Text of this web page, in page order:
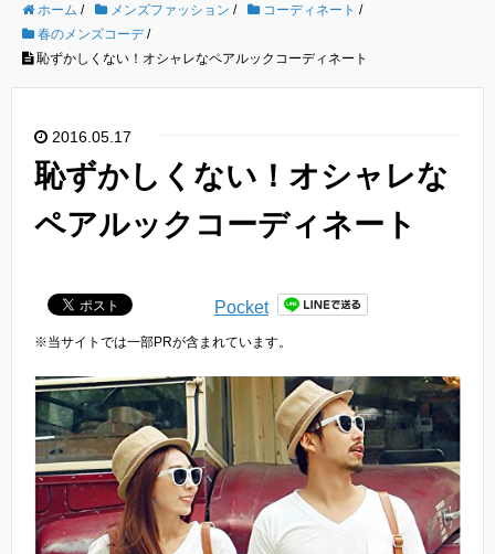
ホーム / メンズファッション / コーディネート /
春のメンズコーデ/
恥ずかしくない！オシャレなペアルックコーディネート
2016.05.17
恥ずかしくない！オシャレな
ペアルックコーディネート
Pocket
※当サイトでは一部PRが含まれています。